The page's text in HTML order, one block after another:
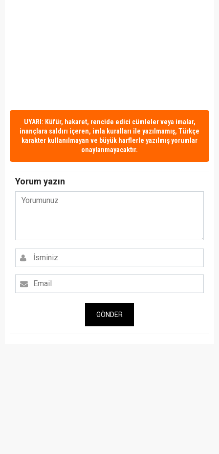
UYARI: Küfür, hakaret, rencide edici cümleler veya imalar,
inançlara saldırı içeren, imla kuralları ile yazılmamış, Türkçe
karakter kullanılmayan ve büyük harflerle yazılmış yorumlar
onaylanmayacaktır.
Yorum yazın
GÖNDER